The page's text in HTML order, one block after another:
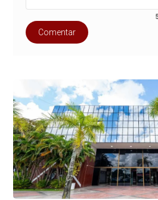
Comentar